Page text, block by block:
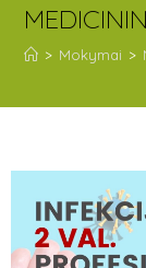
> Mokymai >